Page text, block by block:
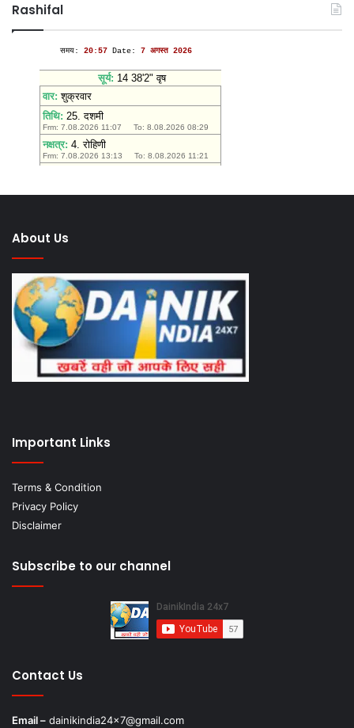
Rashifal
About Us
Important Links
Terms & Condition
Privacy Policy
Disclaimer
Subscribe to our channel
Contact Us
Email – dainikindia24x7@gmail.com